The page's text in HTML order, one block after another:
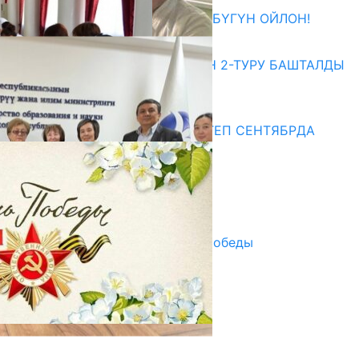
ӨЗҮҢДҮН КЕЛЕЧЕГИҢ ҮЧҮН БҮГҮН ОЙЛОН!
20.07.2026
ЖОЖДОРГО КАБЫЛ АЛУУНУН 2-ТУРУ БАШТАЛДЫ
20.07.2026
Медиа
СУЗАКТА 750 ОРУНДУУ МЕКТЕП СЕНТЯБРДА
ПАЙДАЛАНУУГА БЕРИЛЕТ
07.08.2025
Улуу Жеңиштин жандуу сөзү
29.04.2025
Награды в преддверии Дня Победы
29.04.2025